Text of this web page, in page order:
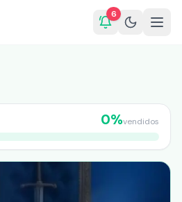
6
0%vendidos